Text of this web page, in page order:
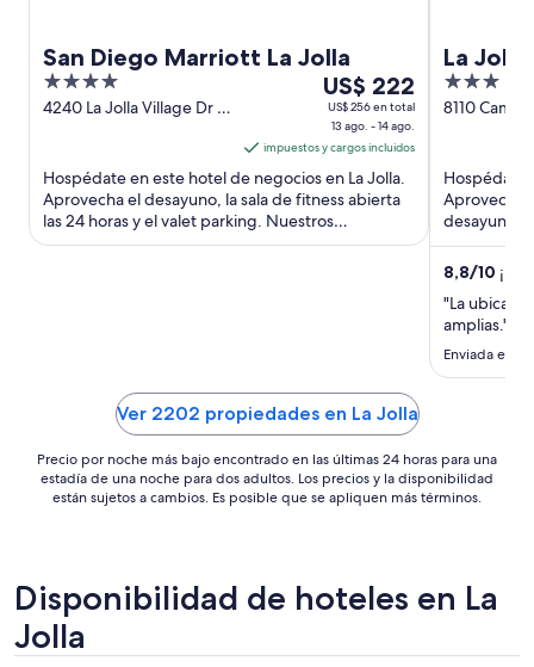
San Diego Marriott La Jolla
4
out
4240 La Jolla Village Dr La
Del
13
ago
al
14
ago,
el
US$ 222
US$ 256 en total
13 ago. - 14 ago.
impuestos y cargos incluidos
Hospédate en este hotel de negocios en La Jolla.
Aprovecha el desayuno, la sala de fitness abierta
las 24 horas y el valet parking. Nuestros
huéspedes destacan ...
La
3
out
8110
Hospédate
Aprovecha
desayuno y
destacan la
8,8/10
"La
amplias."
Enviada el
Ver 2202 propiedades en La Jolla
Precio por noche más bajo encontrado en las últimas 24 horas para una
estadía de una noche para dos adultos. Los precios y la disponibilidad
están sujetos a cambios. Es posible que se apliquen más términos.
Disponibilidad de hoteles en La
Jolla